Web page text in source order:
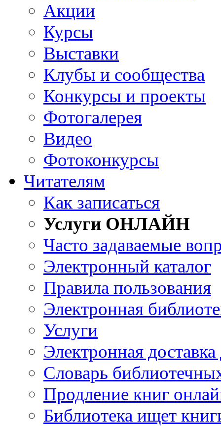
Акции
Курсы
Выставки
Клубы и сообщества
Конкурсы и проекты
Фотогалерея
Видео
Фотоконкурсы
Читателям
Как записаться
Услуги ОНЛАЙН
Часто задаваемые
Электронный каталог
Правила пользования
Электронная
Услуги
Электронная
Словарь
Продление книг
Библиотека ищет